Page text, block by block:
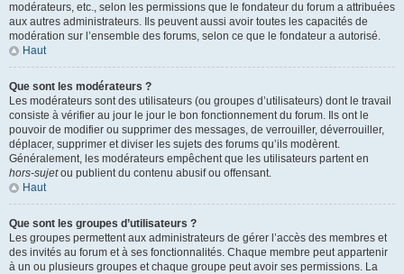
modérateurs, etc., selon les permissions que le fondateur du forum a attribuées
aux autres administrateurs. Ils peuvent aussi avoir toutes les capacités de
modération sur l’ensemble des forums, selon ce que le fondateur a autorisé.
Haut
Que sont les modérateurs ?
Les modérateurs sont des utilisateurs (ou groupes d’utilisateurs) dont le travail
consiste à vérifier au jour le jour le bon fonctionnement du forum. Ils ont le
pouvoir de modifier ou supprimer des messages, de verrouiller, déverrouiller,
déplacer, supprimer et diviser les sujets des forums qu’ils modèrent.
Généralement, les modérateurs empêchent que les utilisateurs partent en
hors-sujetou publient du contenu abusif ou offensant.
Haut
Que sont les groupes d’utilisateurs ?
Les groupes permettent aux administrateurs de gérer l’accès des membres et
des invités au forum et à ses fonctionnalités. Chaque membre peut appartenir
à un ou plusieurs groupes et chaque groupe peut avoir ses permissions. La